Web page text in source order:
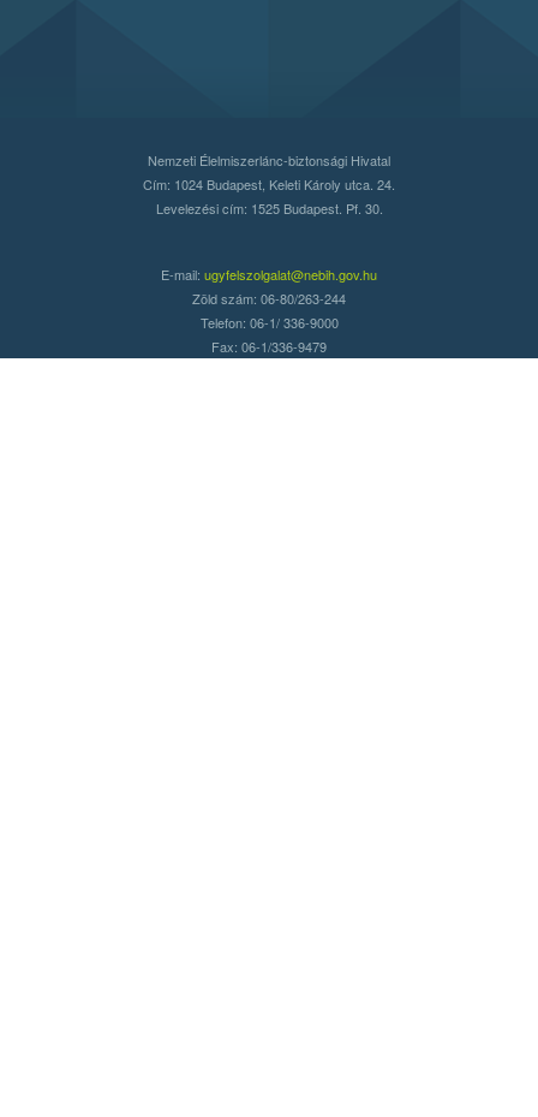
Nemzeti Élelmiszerlánc-biztonsági Hivatal
Cím: 1024 Budapest, Keleti Károly utca. 24.
Levelezési cím: 1525 Budapest. Pf. 30.
E-mail: ugyfelszolgalat@nebih.gov.hu
Zöld szám: 06-80/263-244
Telefon: 06-1/ 336-9000
Fax: 06-1/336-9479